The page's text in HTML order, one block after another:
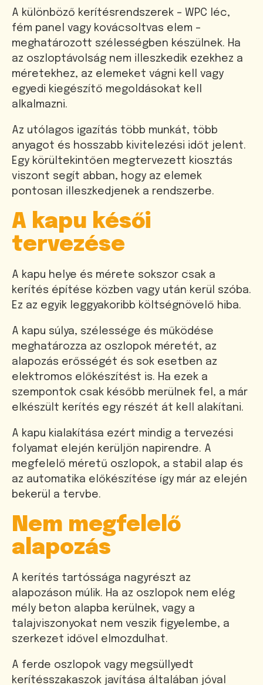
A különböző kerítésrendszerek – WPC léc,
fém panel vagy kovácsoltvas elem –
meghatározott szélességben készülnek. Ha
az oszloptávolság nem illeszkedik ezekhez a
méretekhez, az elemeket vágni kell vagy
egyedi kiegészítő megoldásokat kell
alkalmazni.
Az utólagos igazítás több munkát, több
anyagot és hosszabb kivitelezési időt jelent.
Egy körültekintően megtervezett kiosztás
viszont segít abban, hogy az elemek
pontosan illeszkedjenek a rendszerbe.
A kapu késői
tervezése
A kapu helye és mérete sokszor csak a
kerítés építése közben vagy után kerül szóba.
Ez az egyik leggyakoribb költségnövelő hiba.
A kapu súlya, szélessége és működése
meghatározza az oszlopok méretét, az
alapozás erősségét és sok esetben az
elektromos előkészítést is. Ha ezek a
szempontok csak később merülnek fel, a már
elkészült kerítés egy részét át kell alakítani.
A kapu kialakítása ezért mindig a tervezési
folyamat elején kerüljön napirendre. A
megfelelő méretű oszlopok, a stabil alap és
az automatika előkészítése így már az elején
bekerül a tervbe.
Nem megfelelő
alapozás
A kerítés tartóssága nagyrészt az
alapozáson múlik. Ha az oszlopok nem elég
mély beton alapba kerülnek, vagy a
talajviszonyokat nem veszik figyelembe, a
szerkezet idővel elmozdulhat.
A ferde oszlopok vagy megsüllyedt
kerítésszakaszok javítása általában jóval